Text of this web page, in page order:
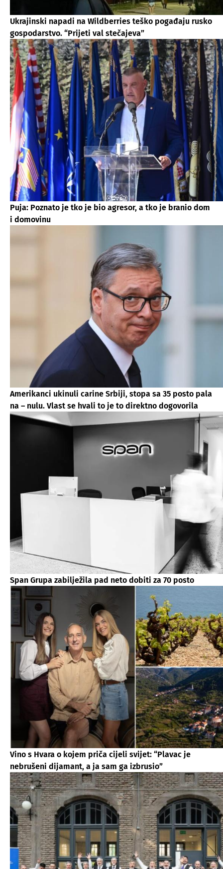
Ukrajinski napadi na Wildberries teško pogađaju rusko
gospodarstvo. “Prijeti val stečajeva”
Puja: Poznato je tko je bio agresor, a tko je branio dom
i domovinu
Amerikanci ukinuli carine Srbiji, stopa sa 35 posto pala
na – nulu. Vlast se hvali to je to direktno dogovorila
Span Grupa zabilježila pad neto dobiti za 70 posto
Vino s Hvara o kojem priča cijeli svijet: “Plavac je
nebrušeni dijamant, a ja sam ga izbrusio”